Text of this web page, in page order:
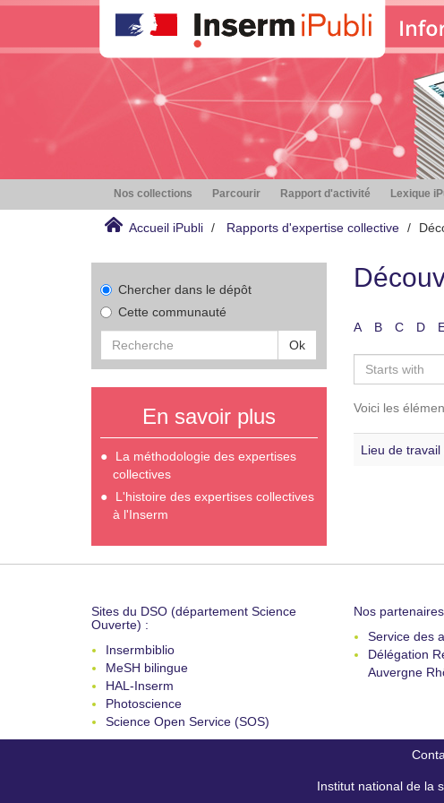
Nos collections Parcourir Rapport d'activité Lexique
Accueil iPubli Rapports d'expertise collective
Chercher dans le dépôt
Cette communauté
Ok
En savoir plus
La méthodologie des expertises
collectives
L'histoire des expertises collectives
à l'Inserm
A B C D
Voici les
Lieu de travail
Sites du DSO (département Science
Ouverte) :
Insermbiblio
MeSH bilingue
HAL-Inserm
Photoscience
Science Open Service (SOS)
Nos
Service des
Délégation
Auvergne
Institut national de la